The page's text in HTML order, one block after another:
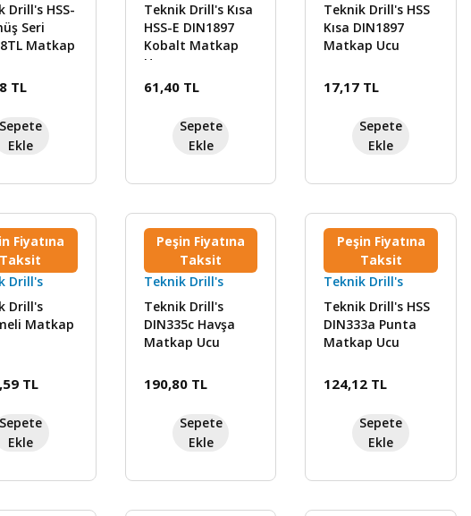
Drill's HSS-
Seri
Matkap
TL
Sepete
Ekle
Teknik Drill's Kısa
HSS-E DIN1897
Kobalt Matkap
Ucu
61,40 TL
Sepete
Ekle
Teknik Drill's HSS
Kısa DIN1897
Matkap Ucu
17,17 TL
Sepete
Ekle
Fiyatına
Taksit
Drill's
Drill's
Matkap
TL
Sepete
Ekle
Peşin Fiyatına
Taksit
Teknik Drill's
Teknik Drill's
DIN335c Havşa
Matkap Ucu
190,80 TL
Sepete
Ekle
Peşin Fiyatına
Taksit
Teknik Drill's
Teknik Drill's HSS
DIN333a Punta
Matkap Ucu
124,12 TL
Sepete
Ekle